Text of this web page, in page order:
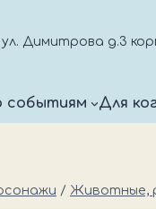
ул. Димитрова д.3
событиям Для
/ Животные,